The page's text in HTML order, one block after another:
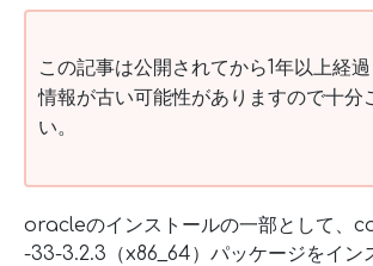
この記事は公開されてから1年以上経過
情報が古い可能性がありますので十分
い。
oracleのインストールの一部として
-33-3.2.3（x86_64）パッケージをイン